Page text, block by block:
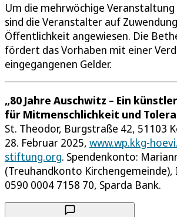
Um die mehrwöchige
sind die Veranstalter auf
Öffentlichkeit angewiesen. Die
fördert das Vorhaben mit einer
eingegangenen Gelder.
„80 Jahre Auschwitz – Ein
für Mitmenschlichkeit und
St. Theodor, Burgstraße 42, 51103
28. Februar 2025, www.wp.kkg-
stiftung.org. Spendenkonto:
(Treuhandkonto Kirchengemeinde),
0590 0004 7158 70, Sparda Bank.